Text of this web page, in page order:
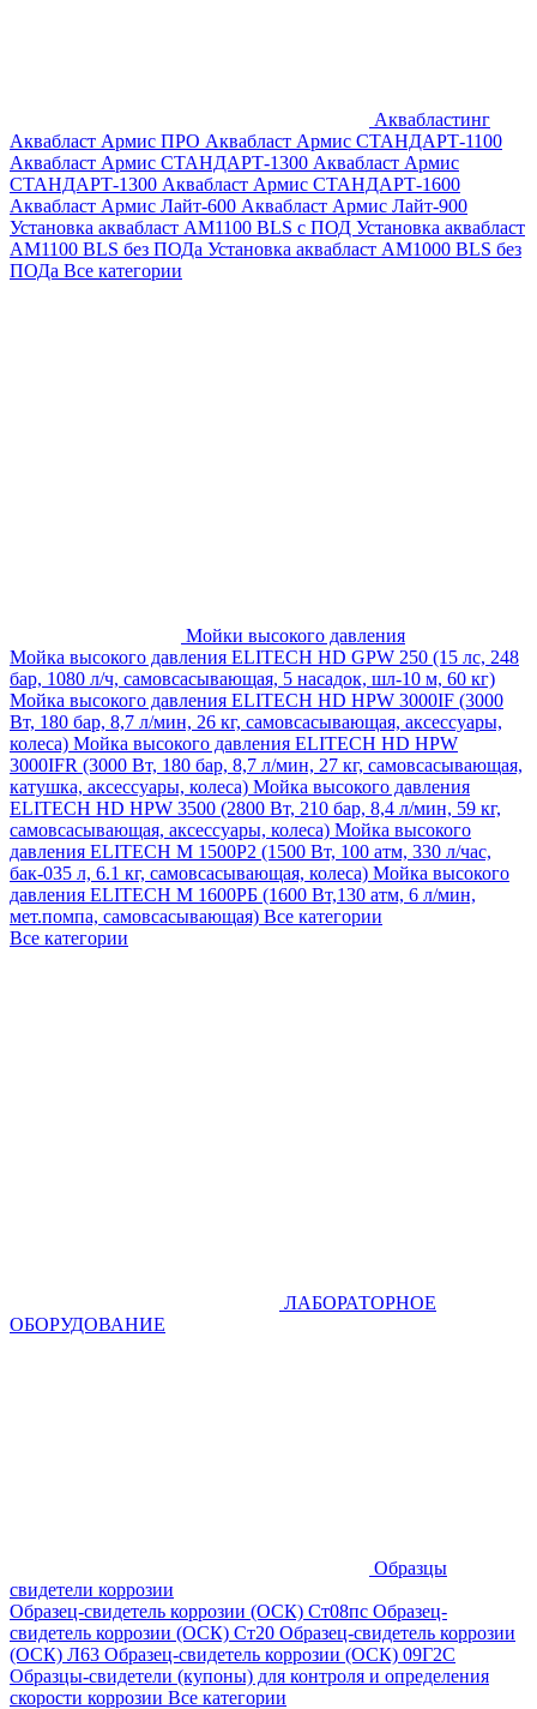
Аквабластинг
Аквабласт Армис ПРО Аквабласт Армис СТАНДАРТ-1100
Аквабласт Армис СТАНДАРТ-1300 Аквабласт Армис
СТАНДАРТ-1300 Аквабласт Армис СТАНДАРТ-1600
Аквабласт Армис Лайт-600 Аквабласт Армис Лайт-900
Установка аквабласт AM1100 BLS с ПОД Установка аквабласт
AM1100 BLS без ПОДа Установка аквабласт AM1000 BLS без
ПОДа Все категории
Мойки высокого давления
Мойка высокого давления ELITECH HD GPW 250 (15 лс, 248
бар, 1080 л/ч, самовсасывающая, 5 насадок, шл-10 м, 60 кг)
Мойка высокого давления ELITECH HD HPW 3000IF (3000
Вт, 180 бар, 8,7 л/мин, 26 кг, самовсасывающая, аксессуары,
колеса) Мойка высокого давления ELITECH HD HPW
3000IFR (3000 Вт, 180 бар, 8,7 л/мин, 27 кг, самовсасывающая,
катушка, аксессуары, колеса) Мойка высокого давления
ELITECH HD HPW 3500 (2800 Вт, 210 бар, 8,4 л/мин, 59 кг,
самовсасывающая, аксессуары, колеса) Мойка высокого
давления ELITECH M 1500P2 (1500 Вт, 100 атм, 330 л/час,
бак-035 л, 6.1 кг, самовсасывающая, колеса) Мойка высокого
давления ELITECH М 1600РБ (1600 Вт,130 атм, 6 л/мин,
мет.помпа, самовсасывающая) Все категории
Все категории
ЛАБОРАТОРНОЕ
ОБОРУДОВАНИЕ
Образцы
свидетели коррозии
Образец-свидетель коррозии (ОСК) Ст08пс Образец-
свидетель коррозии (ОСК) Ст20 Образец-свидетель коррозии
(ОСК) Л63 Образец-свидетель коррозии (ОСК) 09Г2С
Образцы-свидетели (купоны) для контроля и определения
скорости коррозии Все категории